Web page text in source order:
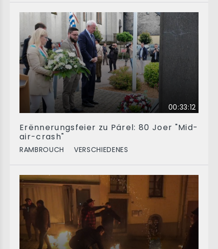
00:33:12
Erënnerungsfeier zu Pärel: 80 Joer "Mid-
air-crash"
RAMBROUCH VERSCHIEDENES